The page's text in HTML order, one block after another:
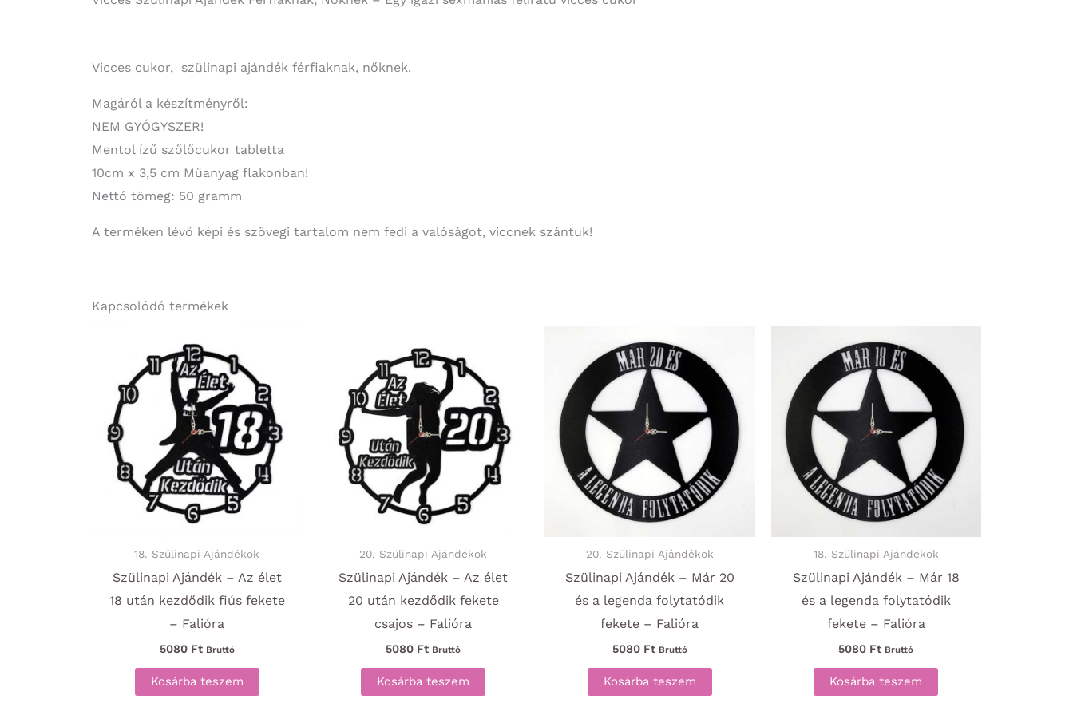
Vicces cukor, szülinapi ajándék férfiaknak, nőknek.
Magáról a készítményről:
NEM GYÓGYSZER!
Mentol ízű szőlőcukor tabletta
10cm x 3,5 cm Műanyag flakonban!
Nettó tömeg: 50 gramm
A terméken lévő képi és szövegi tartalom nem fedi a valóságot, viccnek szántuk!
Kapcsolódó termékek
18. Szülinapi Ajándékok
Szülinapi Ajándék – Az élet
18 után kezdődik fiús fekete
– Falióra
5080 Ft Bruttó
Kosárba teszem
20. Szülinapi Ajándékok
Szülinapi Ajándék – Az élet
20 után kezdődik fekete
csajos – Falióra
5080 Ft Bruttó
Kosárba teszem
20. Szülinapi Ajándékok
Szülinapi Ajándék – Már 20
és a legenda folytatódik
fekete – Falióra
5080 Ft Bruttó
Kosárba teszem
18. Szülinapi Ajándékok
Szülinapi Ajándék – Már 18
és a legenda folytatódik
fekete – Falióra
5080 Ft Bruttó
Kosárba teszem